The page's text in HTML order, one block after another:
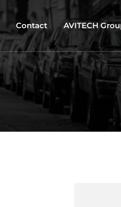
Contact AVITECH